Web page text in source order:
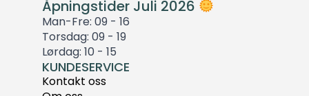
Åpningstider Juli 2026
Man-Fre: 09 - 16
Torsdag: 09 - 19
Lørdag: 10 - 15
KUNDESERVICE
Kontakt oss